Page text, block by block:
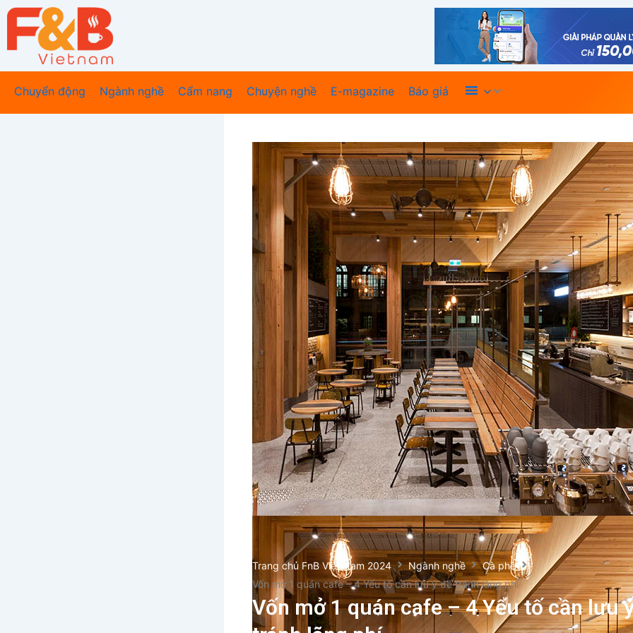
Nhảy
Chuyển động
Ngành nghề Cẩm nang Chuyện nghề E-magazine Báo giá Xem thêm
Trang chủ FnB Việt Nam 2024 Ngành nghề
Cà phê
Vốn mở 1 quán cafe – 4 Yếu tố cần lưu ý để tránh lãng phí
Vốn mở 1 quán cafe – 4 Yếu tố cần lưu